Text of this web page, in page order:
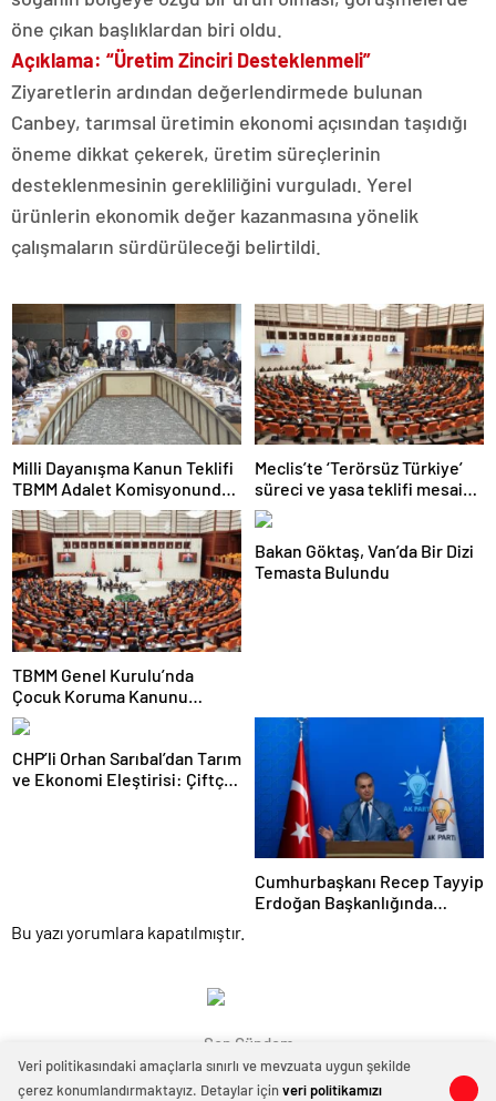
0 0
öne çıkan başlıklardan biri oldu.
Açıklama: “Üretim Zinciri Desteklenmeli”
Ziyaretlerin ardından değerlendirmede bulunan
Canbey, tarımsal üretimin ekonomi açısından taşıdığı
öneme dikkat çekerek, üretim süreçlerinin
desteklenmesinin gerekliliğini vurguladı. Yerel
ürünlerin ekonomik değer kazanmasına yönelik
çalışmaların sürdürüleceği belirtildi.
Milli Dayanışma Kanun Teklifi
TBMM Adalet Komisyonunda
kabul edildi
Meclis’te ‘Terörsüz Türkiye’
süreci ve yasa teklifi mesaisi:
Partilerden çarpıcı
açıklamalar
TBMM Genel Kurulu’nda
Çocuk Koruma Kanunu
teklifinde yeni maddeler
kabul edildi
Bakan Göktaş, Van’da Bir Dizi
Temasta Bulundu
CHP’li Orhan Sarıbal’dan Tarım
ve Ekonomi Eleştirisi: Çiftçi
Cumhurbaşkanı Recep Tayyip
Erdoğan Başkanlığında
Bu yazı yorumlara kapatılmıştır.
Son Gündem
Veri politikasındaki amaçlarla sınırlı ve mevzuata uygun şekilde
çerez konumlandırmaktayız. Detaylar içinveri politikamızı